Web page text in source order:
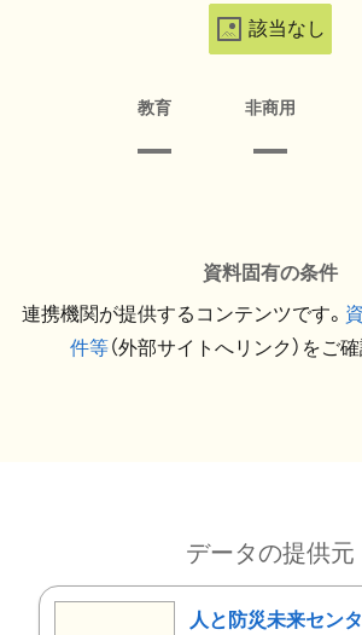
該当なし
教育 非商用
資料固有の条件
連携機関が提供するコンテンツです。
件等（外部サイトへリンク）をご
データの提供元
人と防災未来セン